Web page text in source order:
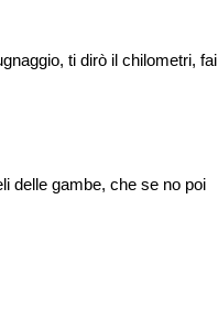
ti dirò il chilometri, fai
delle gambe, che se no poi